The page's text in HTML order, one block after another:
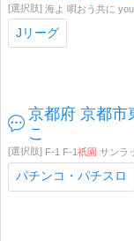
海よ 唄おう共に you are my sunshine GFO ア
Jリーグ
京都府 京都市
こ
F-1 F-1祇園 サンラ
パチンコ・パチスロ